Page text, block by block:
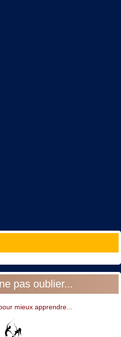
pas oublier...
mieux apprendre...